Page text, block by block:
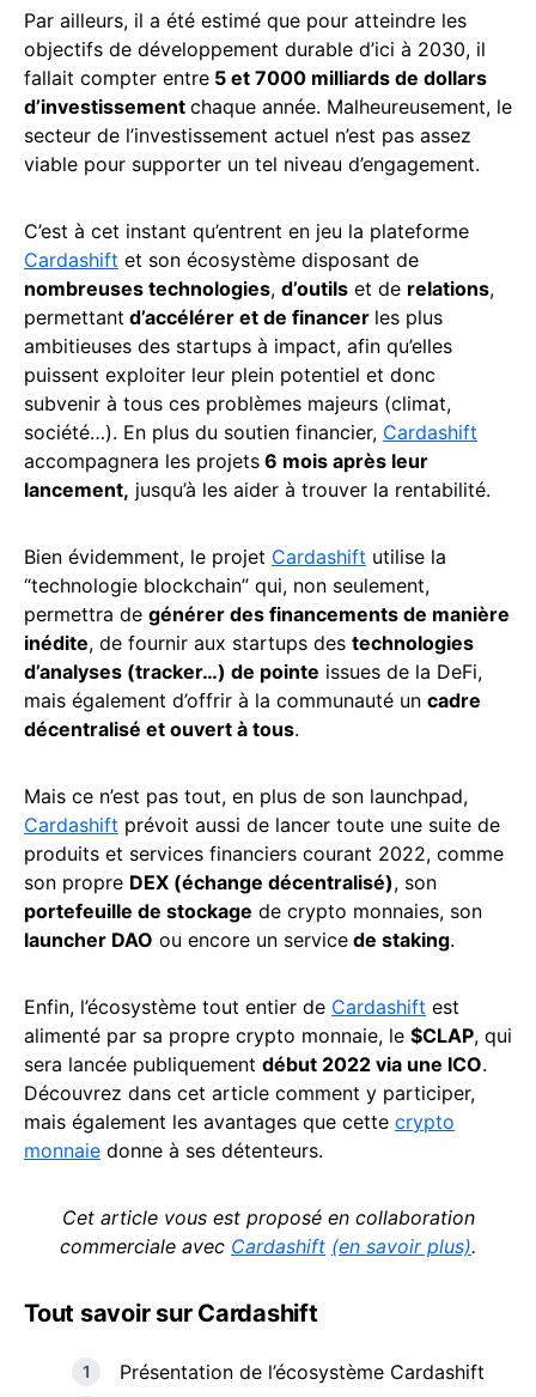
Par ailleurs, il a été estimé que pour atteindre les
objectifs de développement durable d’ici à 2030, il
fallait compter entre 5 et 7000 milliards de dollars
d’investissement chaque année. Malheureusement, le
secteur de l’investissement actuel n’est pas assez
viable pour supporter un tel niveau d’engagement.
C’est à cet instant qu’entrent en jeu la plateforme
Cardashift et son écosystème disposant de
nombreuses technologies, d’outils et de relations,
permettant d’accélérer et de financer les plus
ambitieuses des startups à impact, afin qu’elles
puissent exploiter leur plein potentiel et donc
subvenir à tous ces problèmes majeurs (climat,
société…). En plus du soutien financier, Cardashift
accompagnera les projets 6 mois après leur
lancement, jusqu’à les aider à trouver la rentabilité.
Bien évidemment, le projet Cardashift utilise la
“technologie blockchain” qui, non seulement,
permettra de générer des financements de manière
inédite, de fournir aux startups des technologies
d’analyses (tracker…) de pointe issues de la DeFi,
mais également d’offrir à la communauté un cadre
décentralisé et ouvert à tous.
Mais ce n’est pas tout, en plus de son launchpad,
Cardashift prévoit aussi de lancer toute une suite de
produits et services financiers courant 2022, comme
son propre DEX (échange décentralisé), son
portefeuille de stockage de crypto monnaies, son
launcher DAO ou encore un service de staking.
Enfin, l’écosystème tout entier de Cardashift est
alimenté par sa propre crypto monnaie, le $CLAP, qui
sera lancée publiquement début 2022 via une ICO.
Découvrez dans cet article comment y participer,
mais également les avantages que cette crypto
monnaie donne à ses détenteurs.
Cet article vous est proposé en collaboration
commerciale avec Cardashift (en savoir plus).
Tout savoir sur Cardashift
Présentation de l’écosystème Cardashift